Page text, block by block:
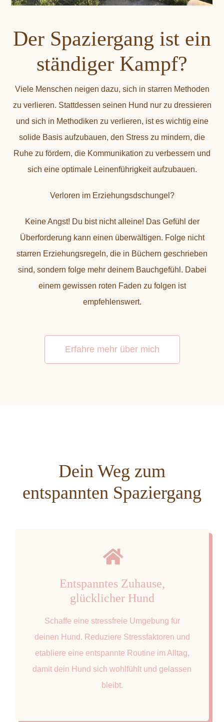
Der Spaziergang ist ein
ständiger Kampf?
Viele Menschen neigen dazu, sich in starren Methoden
zu verlieren. Stattdessen seinen Hund nur zu dressieren
und sich in Methodiken zu verlieren, ist es wichtig eine
solide Basis aufzubauen, den Stress zu mindern, die
Ruhe zu fördern, die Kommunikation zu verbessern und
sich eine optimale Leinenführigkeit aufzubauen.
Verloren im Erziehungsdschungel?
Keine Angst! Du bist nicht alleine! Das Gefühl der
Überforderung kann einen überwältigen. Folge nicht
starren Erziehungsregeln, die in Büchern geschrieben
sind, sondern folge mehr deinem Bauchgefühl. Dabei
einem gewissen roten Faden zu folgen ist
empfehlenswert.
Erfahre mehr über mich
Dein Weg zum
entspannten Spaziergang
Entspanntes Zuhause,
glücklicher Hund
Schaffe eine stressfreie Umgebung für
deinen Hund. Reduziere Stressfaktoren und
etabliere eine entspannte Routine im Alltag,
damit dein Hund sich wohlfühlt und gelassen
bleibt.